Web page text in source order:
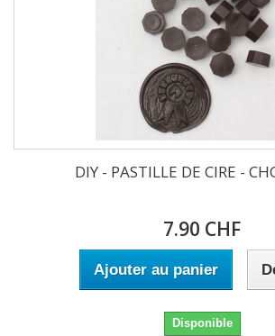
DIY - PASTILLE DE CIRE -
7.90 CHF
Ajouter au panier
Disponible